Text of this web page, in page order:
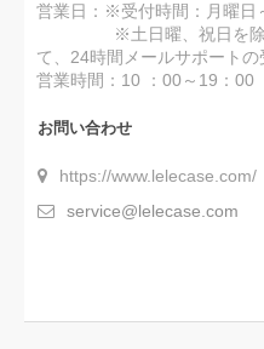
営業日：※受付時間：月曜日
※土日曜、祝日を除く
て、24時間メールサポートの
営業時間：10 ：00～19：00
お問い合わせ
https://www.lelecase.com/
service@lelecase.com